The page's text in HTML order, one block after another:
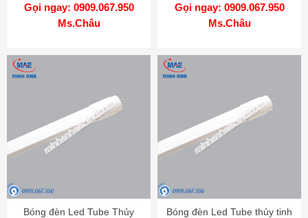
Gọi ngay: 0909.067.950
Ms.Châu
Gọi ngay: 0909.067.950
Ms.Châu
Bóng đèn Led Tube Thủy
Bóng đèn Led Tube thủy tinh